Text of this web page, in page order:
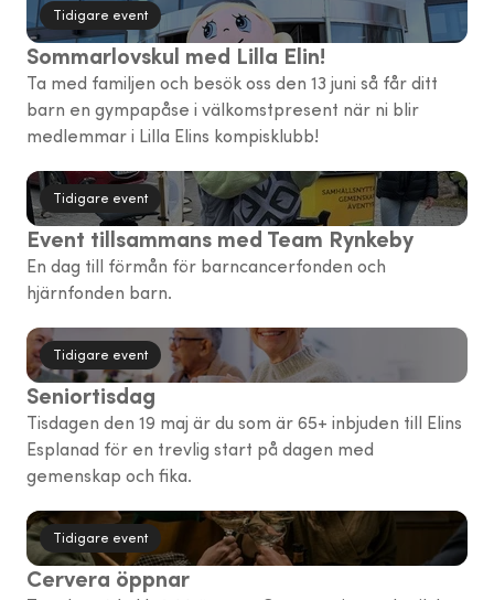
Tidigare event
Sommarlovskul med Lilla Elin!
Ta med familjen och besök oss den 13 juni så får ditt
barn en gympapåse i välkomstpresent när ni blir
medlemmar i Lilla Elins kompisklubb!
Tidigare event
Event tillsammans med Team Rynkeby
En dag till förmån för barncancerfonden och
hjärnfonden barn.
Tidigare event
Seniortisdag
Tisdagen den 19 maj är du som är 65+ inbjuden till Elins
Esplanad för en trevlig start på dagen med
gemenskap och fika.
Tidigare event
Cervera öppnar